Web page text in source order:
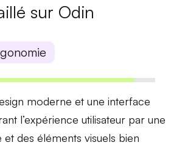
sur Odin
moderne et uneinterface
l’expérience utilisateur par une
et des éléments visuels bien